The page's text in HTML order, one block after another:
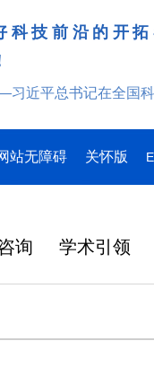
技前沿的开
近平总书记在全国科
站无障碍 关怀版
询 学术引领